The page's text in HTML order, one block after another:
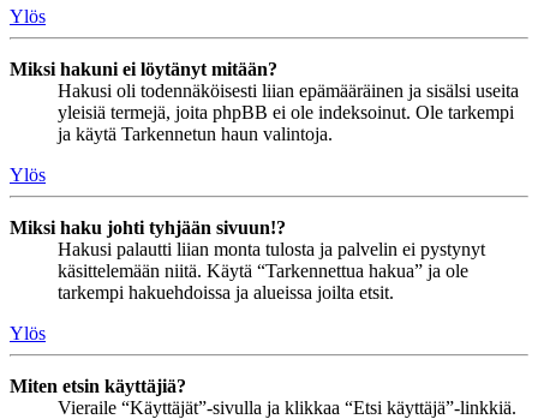
Ylös
Miksi hakuni ei löytänyt mitään?
Hakusi oli todennäköisesti liian epämääräinen ja sisälsi useita
yleisiä termejä, joita phpBB ei ole indeksoinut. Ole tarkempi
ja käytä Tarkennetun haun valintoja.
Ylös
Miksi haku johti tyhjään sivuun!?
Hakusi palautti liian monta tulosta ja palvelin ei pystynyt
käsittelemään niitä. Käytä “Tarkennettua hakua” ja ole
tarkempi hakuehdoissa ja alueissa joilta etsit.
Ylös
Miten etsin käyttäjiä?
Vieraile “Käyttäjät”-sivulla ja klikkaa “Etsi käyttäjä”-linkkiä.